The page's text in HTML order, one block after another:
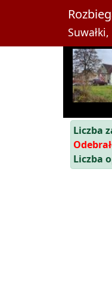
Liczba
Liczba